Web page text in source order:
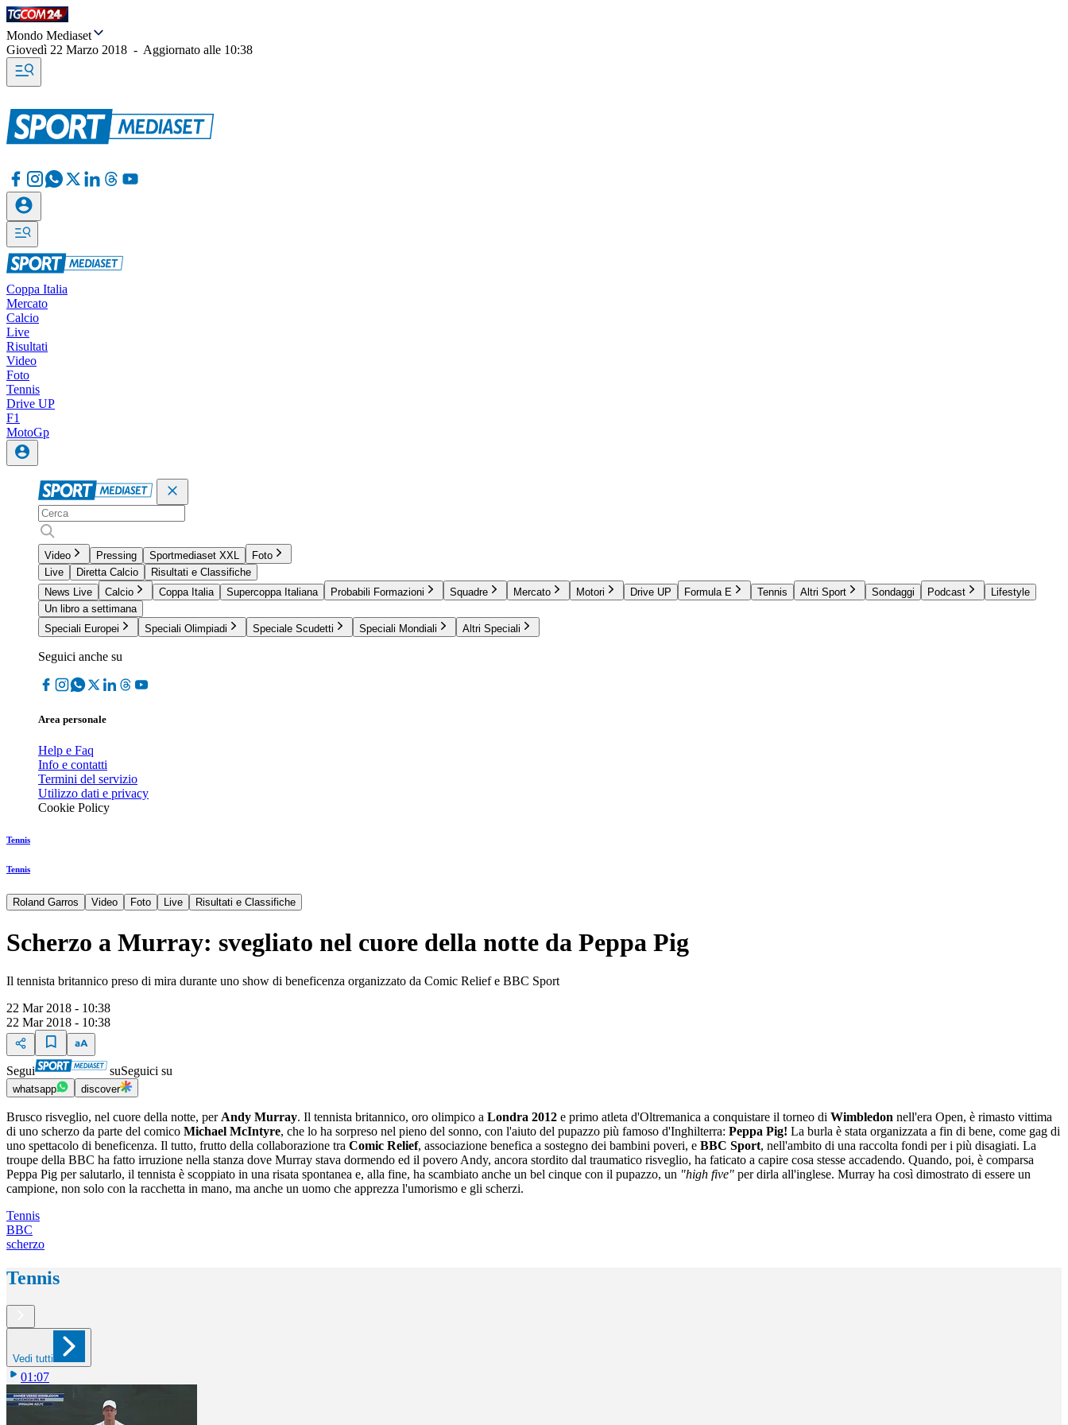
Mondo Mediaset
Giovedì 22 Marzo 2018 - Aggiornato alle 10:38
Coppa Italia
Mercato
Calcio
Live
Risultati
Video
Foto
Tennis
Drive UP
F1
MotoGp
Video Pressing Sportmediaset XXL
Foto
Live
Diretta Calcio
Risultati e Classifiche
News Live
Calcio Coppa Italia Supercoppa Italiana Probabili Formazioni Squadre Mercato Motori Drive UP Formula E Tennis Altri Sport Sondaggi Podcast
Lifestyle
Un libro a settimana
Speciali Europei
Speciali Olimpiadi Speciale Scudetti Speciali Mondiali Altri Speciali
Seguici anche su
Area personale
Help e Faq
Info e contatti
Termini del servizio
Utilizzo dati e privacy
Cookie Policy
Tennis
Tennis
Roland Garros Video Foto Live Risultati e Classifiche
Scherzo a Murray: svegliato nel cuore della notte da Peppa Pig
Il tennista britannico preso di mira durante uno show di beneficenza organizzato da Comic Relief e BBC Sport
22 Mar 2018 - 10:38
22 Mar 2018 - 10:38
Segui suSeguici su
whatsapp discover
Brusco risveglio, nel cuore della notte, per Andy Murray. Il tennista britannico, oro olimpico a Londra 2012 e primo atleta d'Oltremanica a conquistare il torneo di Wimbledon nell'era Open, è rimasto vittima
di uno scherzo da parte del comico Michael McIntyre, che lo ha sorpreso nel pieno del sonno, con l'aiuto del pupazzo più famoso d'Inghilterra: Peppa Pig! La burla è stata organizzata a fin di bene, come gag di
uno spettacolo di beneficenza. Il tutto, frutto della collaborazione tra Comic Relief, associazione benefica a sostegno dei bambini poveri, e BBC Sport, nell'ambito di una raccolta fondi per i più disagiati. La
troupe della BBC ha fatto irruzione nella stanza dove Murray stava dormendo ed il povero Andy, ancora stordito dal traumatico risveglio, ha faticato a capire cosa stesse accadendo. Quando, poi, è comparsa
Peppa Pig per salutarlo, il tennista è scoppiato in una risata spontanea e, alla fine, ha scambiato anche un bel cinque con il pupazzo, un "high five" per dirla all'inglese. Murray ha così dimostrato di essere un
campione, non solo con la racchetta in mano, ma anche un uomo che apprezza l'umorismo e gli scherzi.
Tennis
BBC
scherzo
Tennis
Vedi tutti
01:07